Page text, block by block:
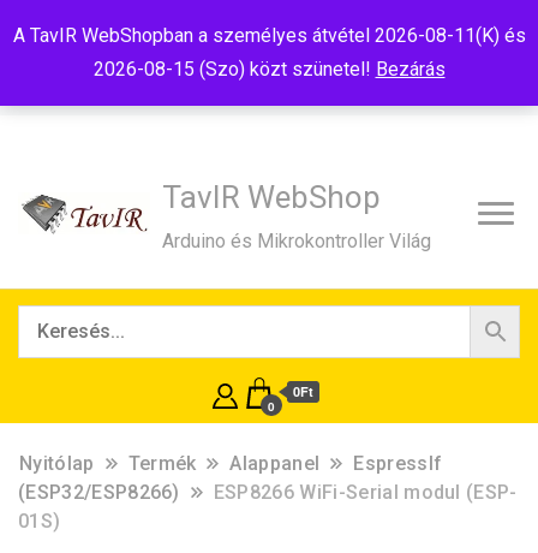
A TavIR WebShopban a személyes átvétel 2026-08-11(K) és
2026-08-15 (Szo) közt szünetel! Bezárás
TavIR WebShop
Arduino és Mikrokontroller Világ
0
0Ft
Nyitólap Termék Alappanel
EspressIf
(ESP32/ESP8266)
ESP8266 WiFi-Serial modul (ESP-
01S)